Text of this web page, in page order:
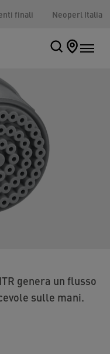
finali Neoperl Italia
sulle mani.